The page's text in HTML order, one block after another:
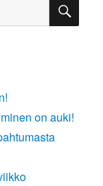
on auki!